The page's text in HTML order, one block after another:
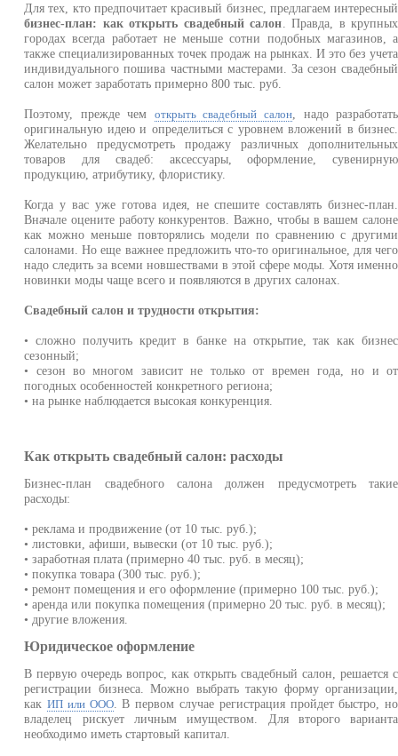
Для тех, кто предпочитает красивый бизнес, предлагаем интересный
бизнес-план: как открыть свадебный салон . Правда, в крупных
городах всегда работает не меньше сотни подобных магазинов, а
также специализированных точек продаж на рынках. И это без учета
индивидуального пошива частными мастерами. За сезон свадебный
салон может заработать примерно 800 тыс. руб.
Поэтому, прежде чем открыть свадебный салон , надо разработать
оригинальную идею и определиться с уровнем вложений в бизнес.
Желательно предусмотреть продажу различных дополнительных
товаров для свадеб: аксессуары, оформление, сувенирную
продукцию, атрибутику, флористику.
Когда у вас уже готова идея, не спешите составлять бизнес-план.
Вначале оцените работу конкурентов. Важно, чтобы в вашем салоне
как можно меньше повторялись модели по сравнению с другими
салонами. Но еще важнее предложить что-то оригинальное, для чего
надо следить за всеми новшествами в этой сфере моды. Хотя именно
новинки моды чаще всего и появляются в других салонах.
Свадебный салон и трудности открытия:
• сложно получить кредит в банке на открытие, так как бизнес
сезонный;
• сезон во многом зависит не только от времен года, но и от
погодных особенностей конкретного региона;
• на рынке наблюдается высокая конкуренция.
Как открыть свадебный салон: расходы
Бизнес-план свадебного салона должен предусмотреть такие
расходы:
• реклама и продвижение (от 10 тыс. руб.);
• листовки, афиши, вывески (от 10 тыс. руб.);
• заработная плата (примерно 40 тыс. руб. в месяц);
• покупка товара (300 тыс. руб.);
• ремонт помещения и его оформление (примерно 100 тыс. руб.);
• аренда или покупка помещения (примерно 20 тыс. руб. в месяц);
• другие вложения.
Юридическое оформление
В первую очередь вопрос, как открыть свадебный салон, решается с
регистрации бизнеса. Можно выбрать такую форму организации,
какИП или ООО. В первом случае регистрация пройдет быстро, но
владелец рискует личным имуществом. Для второго варианта
необходимо иметь стартовый капитал.